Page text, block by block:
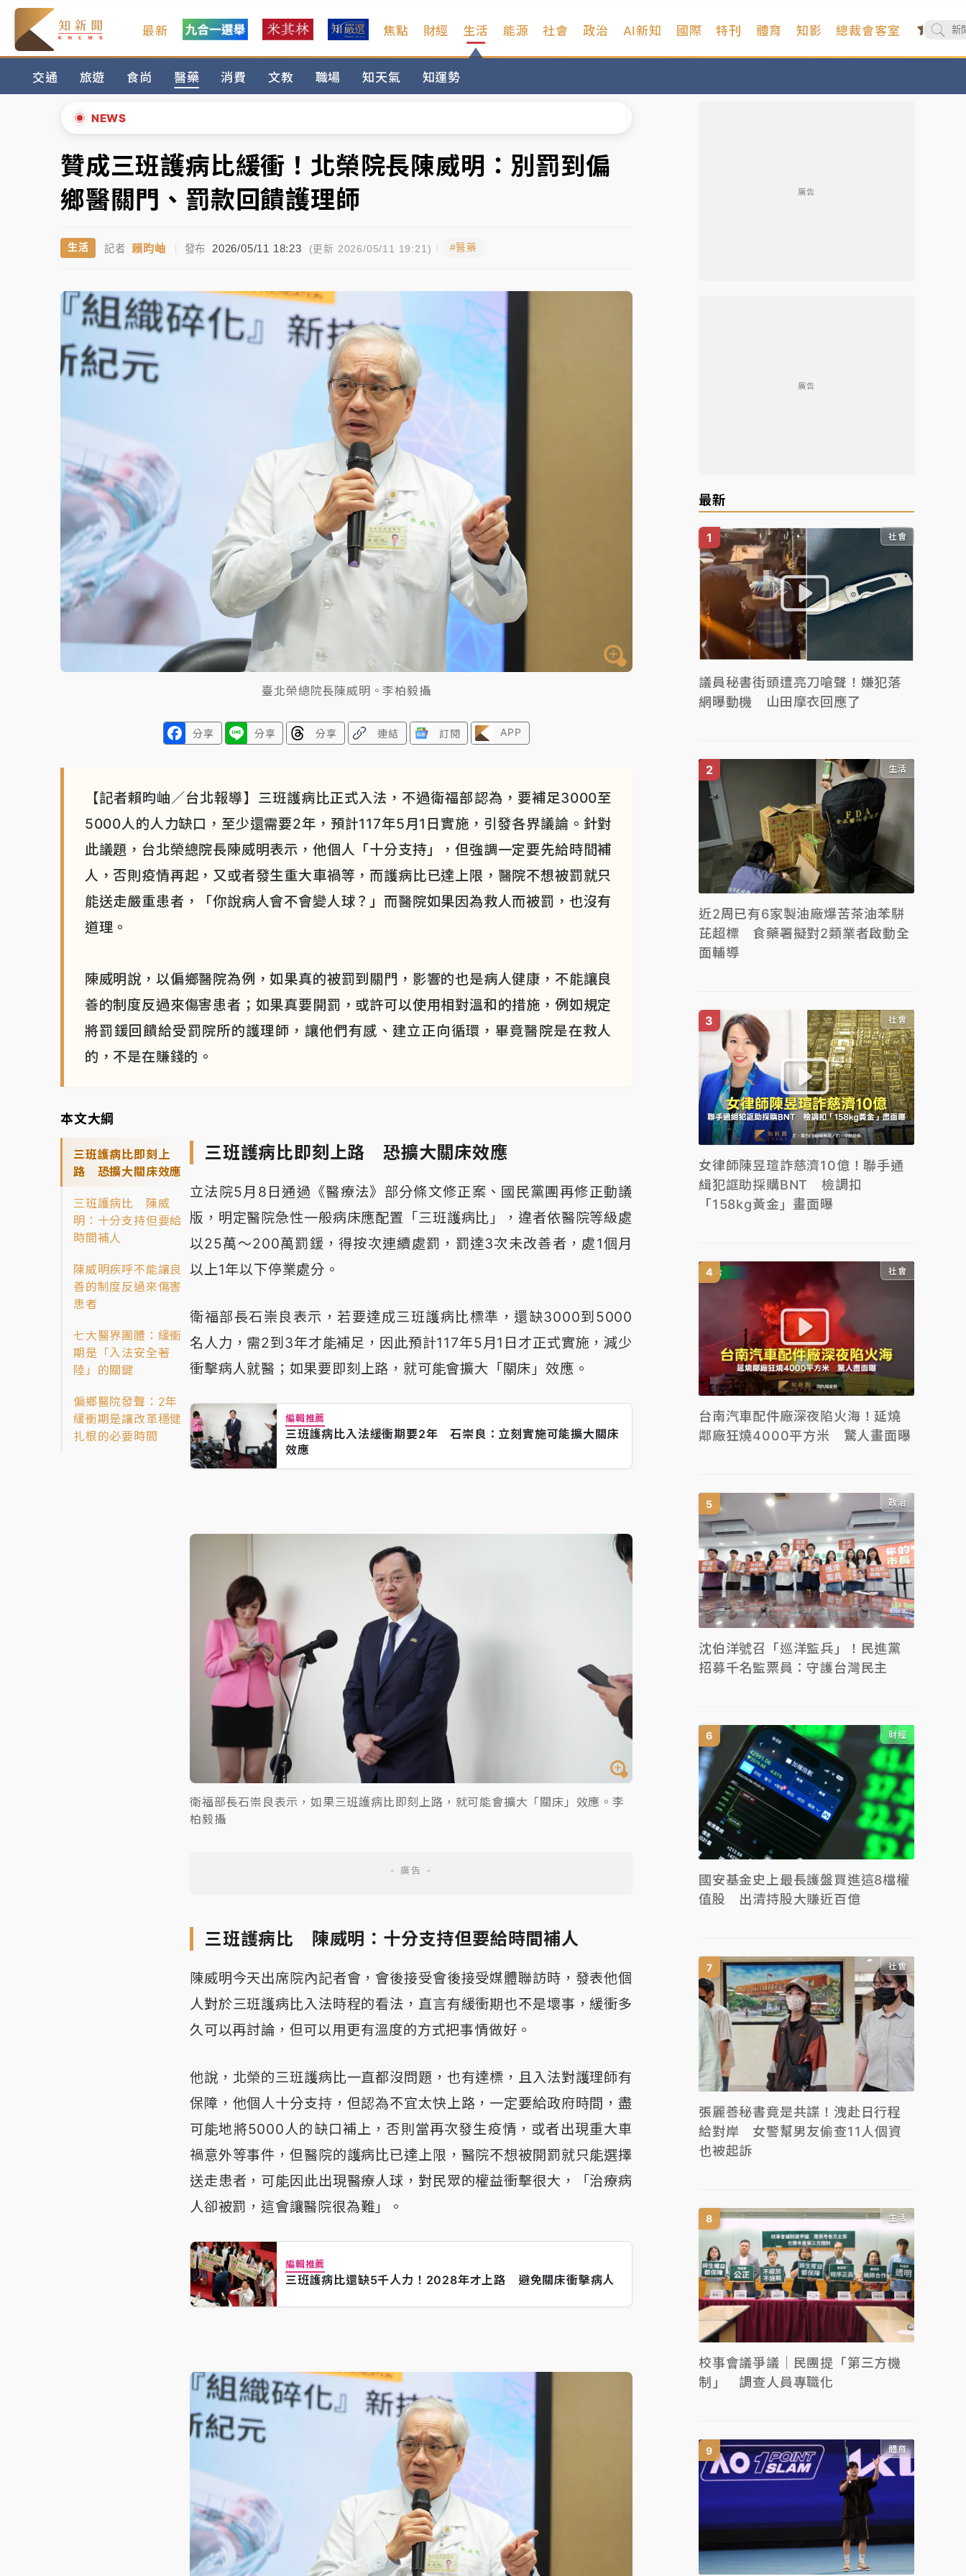
最新 焦點 財經 生活
交通 旅遊 食尚 醫藥 消費 文教 職場 知天氣 知運勢
能源 社會 政治 AI新知 國際 特刊 體育 知影 總裁會客室
NEWS
台積電殺35元、台股跌近300點 被動元件、低軌衛星及載板皆走弱
中信慈善基金會想增加董事人數！辜仲諒向法院聲請遭駁 理由曝光
故宮《龍藏經》特展第2檔！今線上預約開賣一度塞車 周六起展出延長至晚上7時
台東農業處長涉圖利渡假村！東檢抗告成功 今重開羈押庭
女律師陳昱瑄詐慈濟10億！黃金158kg遭查扣畫面曝光
中信慈善基金會想增加董事人數！辜仲諒向法院聲請遭駁 理由曝光
故宮《龍藏經》特展第2檔！今線上預約開賣一度塞車 周六起展出延長至晚上7時
台東農業處長涉圖利渡假村！東檢抗告成功 今重開羈押庭
父親節泡湯了！中颱白海豚雨彈轟3天 「紅到發紫」降雨熱區曝
▲
▼
贊成三班護病比緩衝！北榮院長陳威明：別罰到偏
鄉醫關門、罰款回饋護理師
生活 記者 賴昀岫 | 發布 2026/05/11 18:23 (更新 2026/05/11 19:21) #醫藥
臺北榮總院長陳威明。李柏毅攝
分享 分享 分享 連結 訂閱 APP
【記者賴昀岫／台北報導】三班護病比正式入法，不過衛福部認為，要補足3000至
5000人的人力缺口，至少還需要2年，預計117年5月1日實施，引發各界議論。針對
此議題，台北榮總院長陳威明表示，他個人「十分支持」，但強調一定要先給時間補
人，否則疫情再起，又或者發生重大車禍等，而護病比已達上限，醫院不想被罰就只
能送走嚴重患者，「你說病人會不會變人球？」而醫院如果因為救人而被罰，也沒有
道理。
陳威明說，以偏鄉醫院為例，如果真的被罰到關門，影響的也是病人健康，不能讓良
善的制度反過來傷害患者；如果真要開罰，或許可以使用相對溫和的措施，例如規定
將罰鍰回饋給受罰院所的護理師，讓他們有感、建立正向循環，畢竟醫院是在救人
的，不是在賺錢的。
本文大綱
三班護病比即刻上
路 恐擴大關床效應
三班護病比 陳威
明：十分支持但要給
時間補人
陳威明疾呼不能讓良
善的制度反過來傷害
患者
七大醫界團體：緩衝
期是「入法安全著
陸」的關鍵
偏鄉醫院發聲：2年
緩衝期是讓改革穩健
扎根的必要時間
三班護病比即刻上路 恐擴大關床效應
立法院5月8日通過《醫療法》部分條文修正案、國民黨團再修正動議
版，明定醫院急性一般病床應配置「三班護病比」，違者依醫院等級處
以25萬～200萬罰鍰，得按次連續處罰，罰達3次未改善者，處1個月
以上1年以下停業處分。
衛福部長石崇良表示，若要達成三班護病比標準，還缺3000到5000
名人力，需2到3年才能補足，因此預計117年5月1日才正式實施，減少
衝擊病人就醫；如果要即刻上路，就可能會擴大「關床」效應。
編輯推薦
三班護病比入法緩衝期要2年 石崇良：立刻實施可能擴大關床
效應
衛福部長石崇良表示，如果三班護病比即刻上路，就可能會擴大「關床」效應。李
柏毅攝
三班護病比 陳威明：十分支持但要給時間補人
陳威明今天出席院內記者會，會後接受會後接受媒體聯訪時，發表他個
人對於三班護病比入法時程的看法，直言有緩衝期也不是壞事，緩衝多
久可以再討論，但可以用更有溫度的方式把事情做好。
他說，北榮的三班護病比一直都沒問題，也有達標，且入法對護理師有
保障，他個人十分支持，但認為不宜太快上路，一定要給政府時間，盡
可能地將5000人的缺口補上，否則當再次發生疫情，或者出現重大車
禍意外等事件，但醫院的護病比已達上限，醫院不想被開罰就只能選擇
送走患者，可能因此出現醫療人球，對民眾的權益衝擊很大，「治療病
人卻被罰，這會讓醫院很為難」。
編輯推薦
三班護病比還缺5千人力！2028年才上路 避免關床衝擊病人
廣告
廣告
最新
社會
議員秘書街頭遭亮刀嗆聲！嫌犯落
網曝動機 山田摩衣回應了
生活
近2周已有6家製油廠爆苦茶油苯駢
芘超標 食藥署擬對2類業者啟動全
面輔導
社會
女律師陳昱瑄詐慈濟10億！聯手通
緝犯誆助採購BNT 檢調扣
「158kg黃金」畫面曝
社會
台南汽車配件廠深夜陷火海！延燒
鄰廠狂燒4000平方米 驚人畫面曝
政治
沈伯洋號召「巡洋監兵」！民進黨
招募千名監票員：守護台灣民主
財經
國安基金史上最長護盤買進這8檔權
值股 出清持股大賺近百億
社會
張麗善秘書竟是共諜！洩赴日行程
給對岸 女警幫男友偷查11人個資
也被起訴
生活
校事會議爭議｜民團提「第三方機
制」 調查人員專職化
體育